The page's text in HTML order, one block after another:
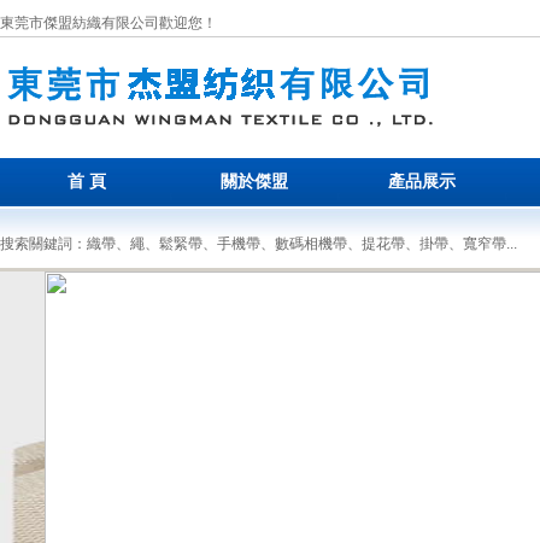
東莞市傑盟紡織有限公司歡迎您！
首 頁 關於傑盟 產品展示
搜索關鍵詞：織帶、繩、鬆緊帶、手機帶、數碼相機帶、提花帶、掛帶、寬窄帶...